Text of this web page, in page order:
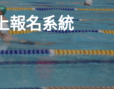
報名系統